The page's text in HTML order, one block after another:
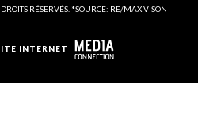
RÉSERVÉS. *SOURCE: RE/MAX VISON
INTERNET